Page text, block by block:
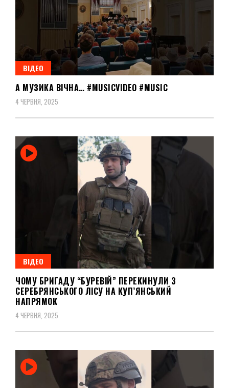
ВІДЕО
А МУЗИКА ВІЧНА… #MUSICVIDEO #MUSIC
4 ЧЕРВНЯ, 2025
ВІДЕО
ЧОМУ БРИГАДУ “БУРЕВІЙ” ПЕРЕКИНУЛИ З
СЕРЕБРЯНСЬКОГО ЛІСУ НА КУП’ЯНСЬКИЙ
НАПРЯМОК
4 ЧЕРВНЯ, 2025